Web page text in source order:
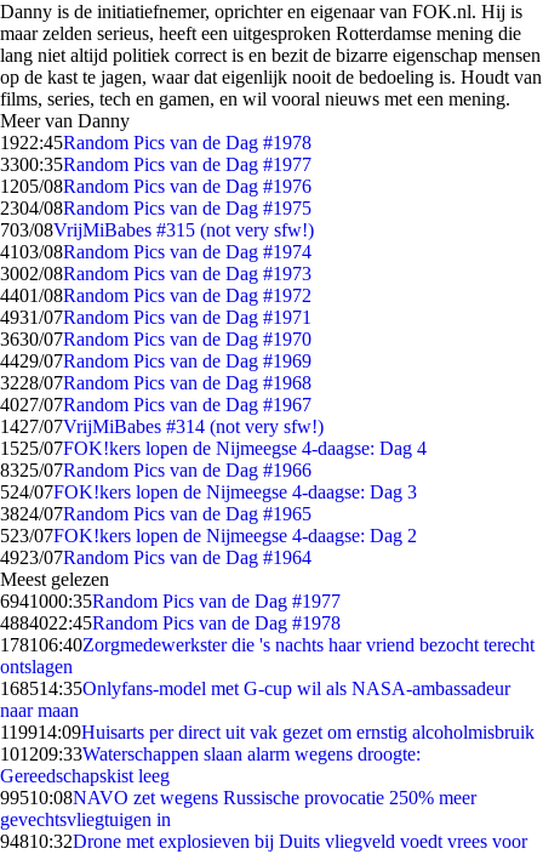
Danny is de initiatiefnemer, oprichter en eigenaar van FOK.nl. Hij is
maar zelden serieus, heeft een uitgesproken Rotterdamse mening die
lang niet altijd politiek correct is en bezit de bizarre eigenschap mensen
op de kast te jagen, waar dat eigenlijk nooit de bedoeling is. Houdt van
films, series, tech en gamen, en wil vooral nieuws met een mening.
Meer van Danny
1922:45Random Pics van de Dag #1978
3300:35Random Pics van de Dag #1977
1205/08Random Pics van de Dag #1976
2304/08Random Pics van de Dag #1975
703/08VrijMiBabes #315 (not very sfw!)
4103/08Random Pics van de Dag #1974
3002/08Random Pics van de Dag #1973
4401/08Random Pics van de Dag #1972
4931/07Random Pics van de Dag #1971
3630/07Random Pics van de Dag #1970
4429/07Random Pics van de Dag #1969
3228/07Random Pics van de Dag #1968
4027/07Random Pics van de Dag #1967
1427/07VrijMiBabes #314 (not very sfw!)
1525/07FOK!kers lopen de Nijmeegse 4-daagse: Dag 4
8325/07Random Pics van de Dag #1966
524/07FOK!kers lopen de Nijmeegse 4-daagse: Dag 3
3824/07Random Pics van de Dag #1965
523/07FOK!kers lopen de Nijmeegse 4-daagse: Dag 2
4923/07Random Pics van de Dag #1964
Meest gelezen
6941000:35Random Pics van de Dag #1977
4884022:45Random Pics van de Dag #1978
178106:40Zorgmedewerkster die 's nachts haar vriend bezocht terecht
ontslagen
168514:35Onlyfans-model met G-cup wil als NASA-ambassadeur
naar maan
119914:09Huisarts per direct uit vak gezet om ernstig alcoholmisbruik
101209:33Waterschappen slaan alarm wegens droogte:
Gereedschapskist leeg
99510:08NAVO zet wegens Russische provocatie 250% meer
gevechtsvliegtuigen in
94810:32Drone met explosieven bij Duits vliegveld voedt vrees voor